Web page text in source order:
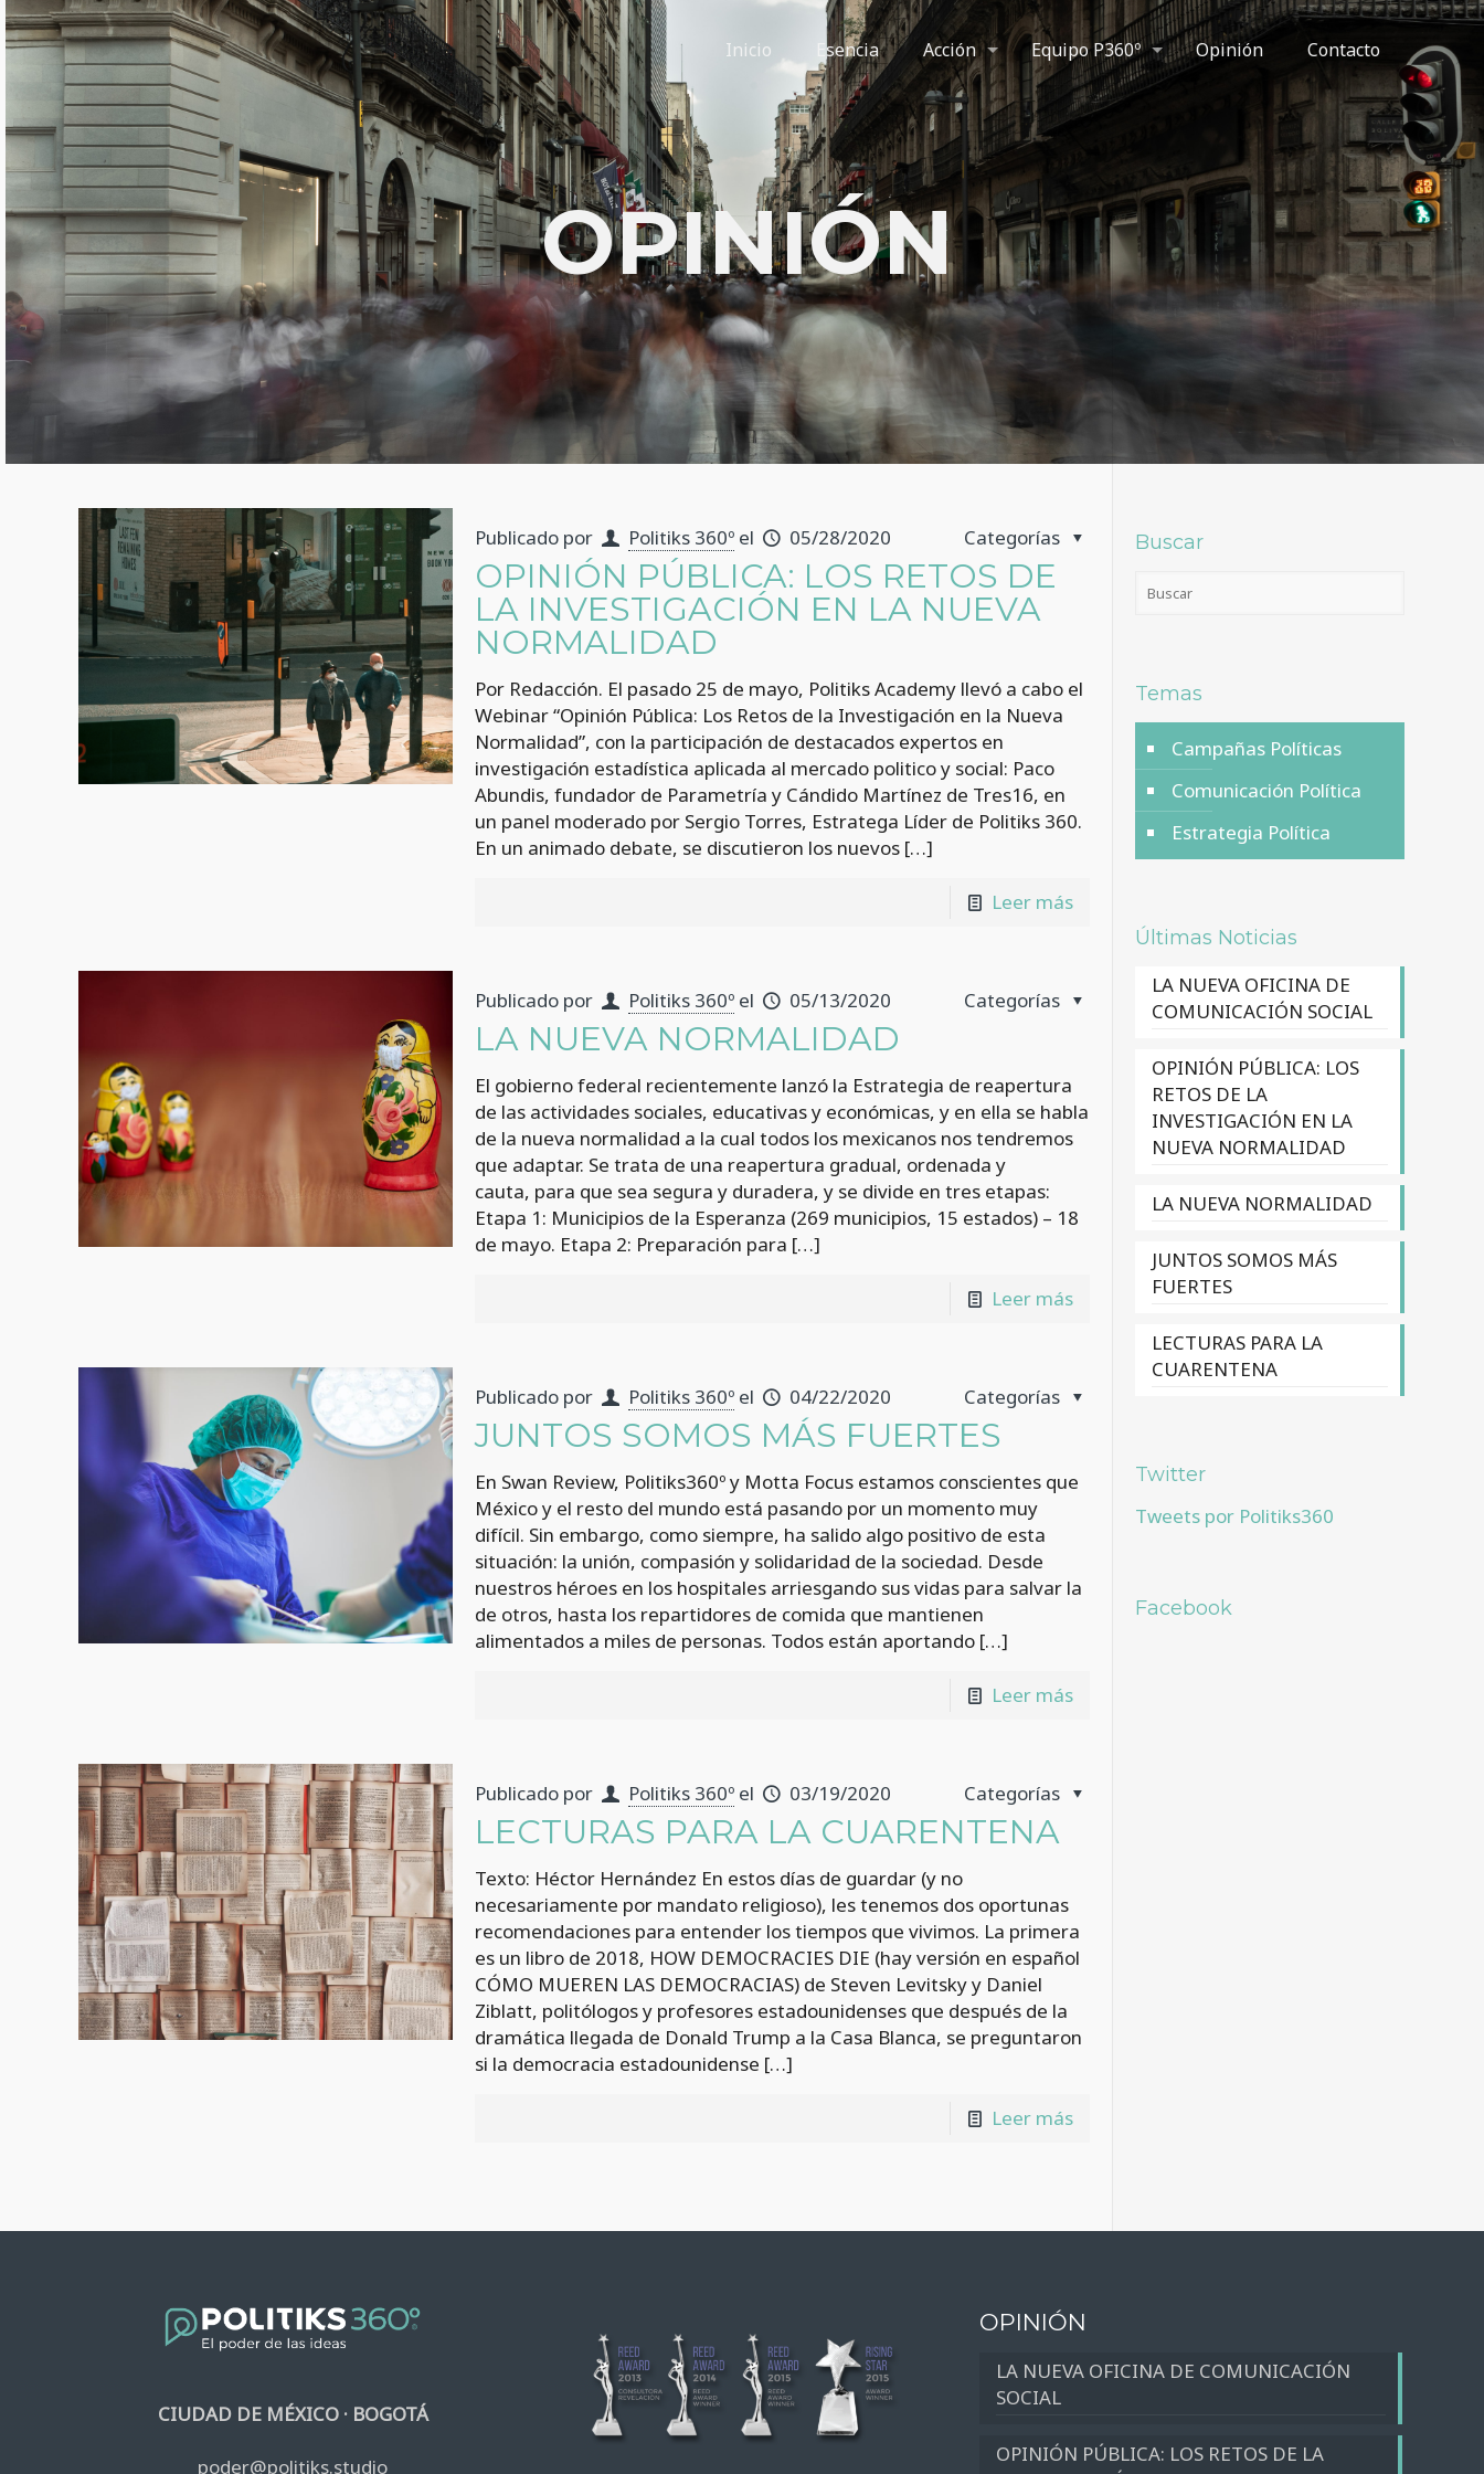
Inicio Esencia Acción Equipo P360º Opinión Contacto
OPINIÓN
Publicado por Politiks 360º el 05/28/2020 Categorías
OPINIÓN PÚBLICA: LOS RETOS DE
LA INVESTIGACIÓN EN LA NUEVA
NORMALIDAD
Por Redacción. El pasado 25 de mayo, Politiks Academy llevó a cabo el
Webinar “Opinión Pública: Los Retos de la Investigación en la Nueva
Normalidad”, con la participación de destacados expertos en
investigación estadística aplicada al mercado politico y social: Paco
Abundis, fundador de Parametría y Cándido Martínez de Tres16, en
un panel moderado por Sergio Torres, Estratega Líder de Politiks 360.
En un animado debate, se discutieron los nuevos […]
Leer más
Publicado por Politiks 360º el 05/13/2020 Categorías
LA NUEVA NORMALIDAD
El gobierno federal recientemente lanzó la Estrategia de reapertura
de las actividades sociales, educativas y económicas, y en ella se habla
de la nueva normalidad a la cual todos los mexicanos nos tendremos
que adaptar. Se trata de una reapertura gradual, ordenada y
cauta, para que sea segura y duradera, y se divide en tres etapas:
Etapa 1: Municipios de la Esperanza (269 municipios, 15 estados) – 18
de mayo. Etapa 2: Preparación para […]
Leer más
Publicado por Politiks 360º el 04/22/2020 Categorías
JUNTOS SOMOS MÁS FUERTES
En Swan Review, Politiks360º y Motta Focus estamos conscientes que
México y el resto del mundo está pasando por un momento muy
difícil. Sin embargo, como siempre, ha salido algo positivo de esta
situación: la unión, compasión y solidaridad de la sociedad. Desde
nuestros héroes en los hospitales arriesgando sus vidas para salvar la
de otros, hasta los repartidores de comida que mantienen
alimentados a miles de personas. Todos están aportando […]
Leer más
Publicado por Politiks 360º el 03/19/2020 Categorías
LECTURAS PARA LA CUARENTENA
Texto: Héctor Hernández En estos días de guardar (y no
necesariamente por mandato religioso), les tenemos dos oportunas
recomendaciones para entender los tiempos que vivimos. La primera
es un libro de 2018, HOW DEMOCRACIES DIE (hay versión en español
CÓMO MUEREN LAS DEMOCRACIAS) de Steven Levitsky y Daniel
Ziblatt, politólogos y profesores estadounidenses que después de la
dramática llegada de Donald Trump a la Casa Blanca, se preguntaron
si la democracia estadounidense […]
Leer más
Buscar
Temas
Campañas Políticas
Comunicación Política
Estrategia Política
Últimas Noticias
LA NUEVA OFICINA DE
COMUNICACIÓN SOCIAL
OPINIÓN PÚBLICA: LOS
RETOS DE LA
INVESTIGACIÓN EN LA
NUEVA NORMALIDAD
LA NUEVA NORMALIDAD
JUNTOS SOMOS MÁS
FUERTES
LECTURAS PARA LA
CUARENTENA
Twitter
Tweets por Politiks360
Facebook
CIUDAD DE MÉXICO · BOGOTÁ
poder@politiks.studio
OPINIÓN
LA NUEVA OFICINA DE COMUNICACIÓN
SOCIAL
OPINIÓN PÚBLICA: LOS RETOS DE LA